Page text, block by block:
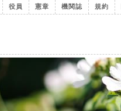
役員 憲章 機関誌 規約